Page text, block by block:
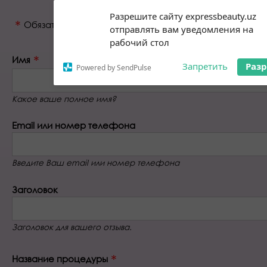
Разрешите сайту expressbeauty.uz
отправлять вам уведомления на
рабочий стол
Powered by SendPulse Запретить
notifications!
To enable permission prompts, click
on the notification icon
Обязательное поле
Имя
Какое ваше полное имя?
Email или номер телефона
Введите Ваш email или номер телефона
Заголовок
Заголовок для вашего отзыва.
Название процедуры